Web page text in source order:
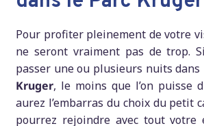
Pour profiter pleinement de votre
ne seront vraiment pas de trop.
passer une ou plusieurs nuits dans
Kruger, le moins que l’on puisse
aurez l’embarras du choix du petit
pourrez rejoindre avec tout votre